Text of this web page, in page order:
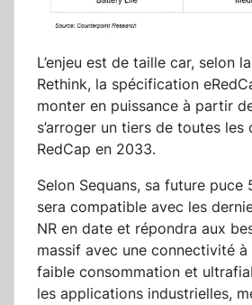
L’enjeu est de taille car, selon
Rethink, la spécification
monter en puissance à partir
s’arroger un tiers de toutes les
RedCap en 2033.
Selon Sequans, sa future puce
sera compatible avec les
NR en date et répondra aux
massif avec une connectivité à
faible consommation et
les applications industrielles,